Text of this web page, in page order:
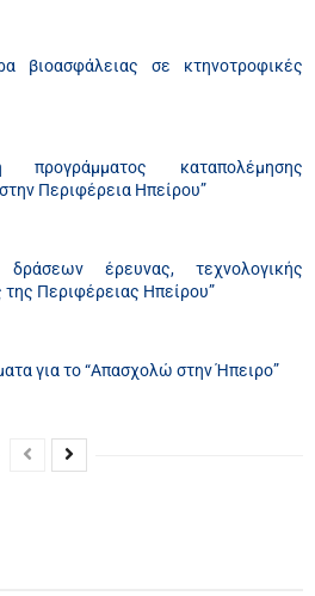
βιοασφάλειας σε κτηνοτροφικές
προγράμματος καταπολέμησης
Περιφέρεια Ηπείρου”
έρευνας, τεχνολογικής
της Περιφέρειας Ηπείρου”
για το “Απασχολώ στην Ήπειρο”